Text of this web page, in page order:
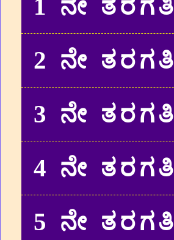
1 ನೇ ತರಗತಿ
2 ನೇ ತರಗತಿ
3 ನೇ ತರಗತಿ
4 ನೇ ತರಗತಿ
5 ನೇ ತರಗತಿ